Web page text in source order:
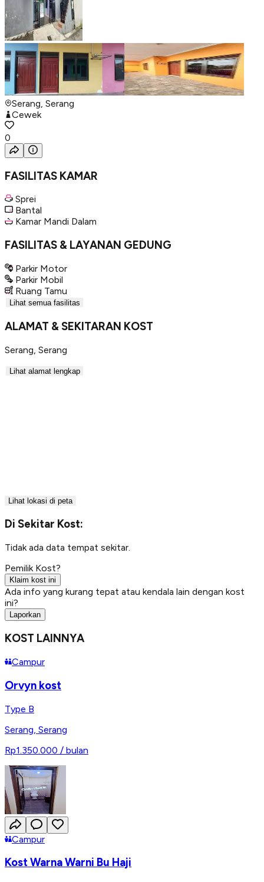
Serang, Serang
Cewek
0
FASILITAS KAMAR
Sprei
Bantal
Kamar Mandi Dalam
FASILITAS & LAYANAN GEDUNG
Parkir Motor
Parkir Mobil
Ruang Tamu
Lihat semua fasilitas
ALAMAT & SEKITARAN KOST
Serang Serang
Lihat alamat lengkap
Lihat lokasi di peta
Di Sekitar Kost:
Tidak ada data tempat sekitar.
Pemilik Kost?
Klaim kost ini
Ada info yang kurang tepat atau kendala lain dengan kost
ini?
Laporkan
KOST LAINNYA
Campur
Orvyn kost
Type B
Serang Serang
Rp1.350.000 / bulan
Campur
Kost Warna Warni Bu Haji